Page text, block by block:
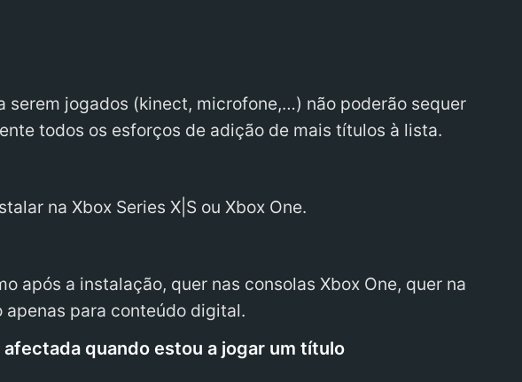
jogados (kinect, microfone,…) não poderão sequer
todos os esforços de adição de mais títulos à lista.
na Xbox Series X|S ou Xbox One.
após a instalação, quer nas consolas Xbox One, quer na
apenas para conteúdo digital.
afectada quando estou a jogar um título